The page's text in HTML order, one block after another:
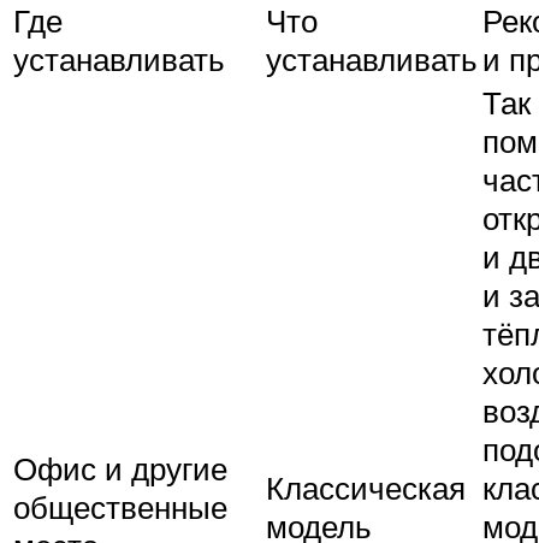
Где
устанавливать
Что
устанавливатьи
Офис и другие
общественные
Классическая
модель
Так
и
и